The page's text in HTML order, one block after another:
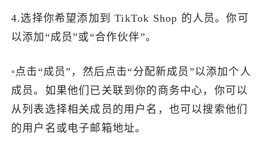
4.选择你希望添加到 TikTok Shop 的人员。你可
以添加“成员”或“合作伙伴”。
◦点击“成员”，然后点击“分配新成员”以添加个人
成员。如果他们已关联到你的商务中心，你可以
从列表选择相关成员的用户名，也可以搜索他们
的用户名或电子邮箱地址。